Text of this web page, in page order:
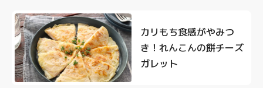
カリもち食感がやみつ
き！れんこんの餅チーズ
ガレット